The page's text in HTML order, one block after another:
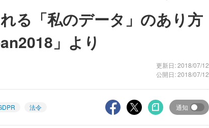
る「私のデータ」のあり方
」より
更新日: 2018/07/12
公開日: 2018/07/12
法令 通知